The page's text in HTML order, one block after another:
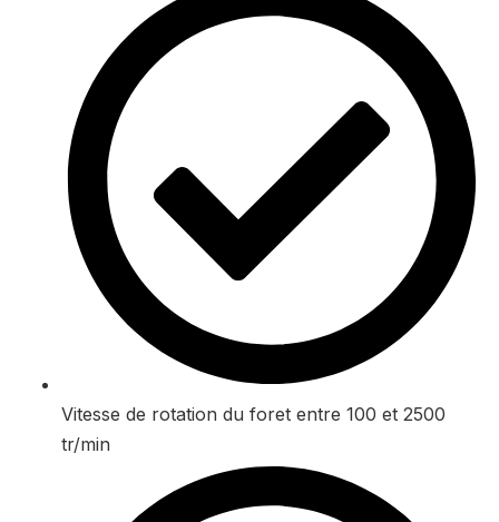
Vitesse de rotation du foret entre 100 et 2500
tr/min